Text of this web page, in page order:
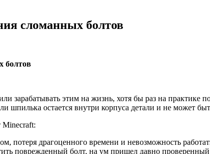
сломанных болтов
болтов
зарабатывать этим на жизнь, хотя бы раз на
шпилька остается внутри корпуса детали и не может
Minecraft:
потеря драгоценного времени и невозможность
поврежденный болт, на ум пришел давно